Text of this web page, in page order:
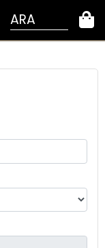
ARA 0